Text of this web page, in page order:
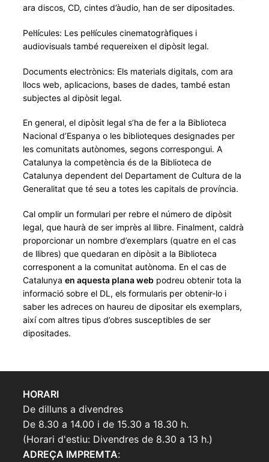
ara discos, CD, cintes d’àudio, han de ser dipositades.
Pel·lícules: Les pel·lícules cinematogràfiques i
audiovisuals també requereixen el dipòsit legal.
Documents electrònics: Els materials digitals, com ara
llocs web, aplicacions, bases de dades, també estan
subjectes al dipòsit legal.
En general, el dipòsit legal s’ha de fer a la Biblioteca
Nacional d’Espanya o les biblioteques designades per
les comunitats autònomes, segons correspongui. A
Catalunya la competència és de la Biblioteca de
Catalunya dependent del Departament de Cultura de la
Generalitat que té seu a totes les capitals de província.
Cal omplir un formulari per rebre el número de dipòsit
legal, que haurà de ser imprès al llibre. Finalment, caldrà
proporcionar un nombre d’exemplars (quatre en el cas
de llibres) que quedaran en dipòsit a la Biblioteca
corresponent a la comunitat autònoma. En el cas de
Catalunya en aquesta plana webpodreu obtenir tota la
informació sobre el DL, els formularis per obtenir-lo i
saber les adreces on haureu de dipositar els exemplars,
així com altres tipus d’obres susceptibles de ser
dipositades.
HORARI
De dilluns a divendres
De 8.30 a 14.00 i de 15.30 a 18.30 h.
(Horari d'estiu: Divendres de 8.30 a 13 h.)
ADREÇA IMPREMTA: